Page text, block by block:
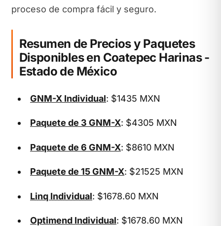
proceso de compra fácil y seguro.
Resumen de Precios y Paquetes
Disponibles en Coatepec Harinas -
Estado de México
GNM-X Individual: $1435 MXN
Paquete de 3 GNM-X: $4305 MXN
Paquete de 6 GNM-X: $8610 MXN
Paquete de 15 GNM-X: $21525 MXN
Linq Individual: $1678.60 MXN
Optimend Individual: $1678.60 MXN